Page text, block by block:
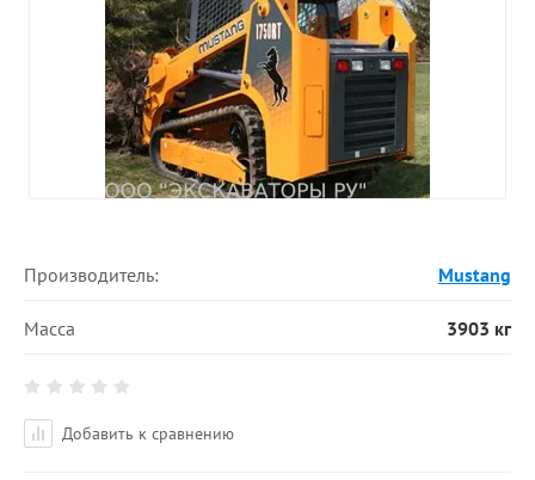
Производитель: Mustang
Масса 3903 кг
Добавить к сравнению